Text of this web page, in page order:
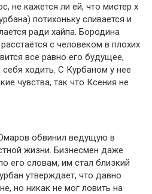
не кажется ли ей, что мистер х
потихоньку сливается и
ради хайпа. Бородина
с человеком в плохих
все равно его будущее,
себя ходить. С Курбаном у нее
чувства, так что Ксения не
обвинил ведущую в
жизни. Бизнесмен даже
его словам, им стал близкий
утверждает, что давно
но никак не мог ловить на